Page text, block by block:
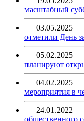
масштабный
03.05.2025
отметили День
05.02.2025
планируют
04.02.2025
мероприятия в
24.01.2022
общественного